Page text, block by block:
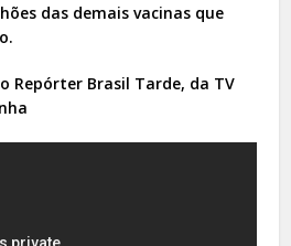
das demais vacinas que
Repórter Brasil Tarde, da TV